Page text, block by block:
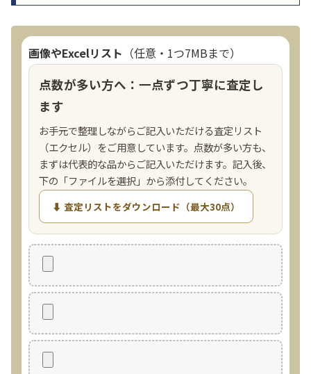
画像やExcelリスト （任意・1つ7MBまで）
点数が多い方へ：一点ずつ丁寧に査定し
ます
お手元で整理しながらご記入いただける査定リスト
（エクセル）をご用意しています。点数が多い方も、
まずは代表的な品からご記入いただけます。記入後、
下の「ファイルを選択」から添付してください。
⬇ 査定リストをダウンロード（最大30点）